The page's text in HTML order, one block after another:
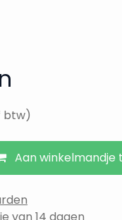
btw)
Aan winkelmandje
van 14 dagen